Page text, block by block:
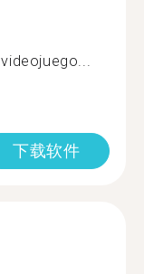
下载软件